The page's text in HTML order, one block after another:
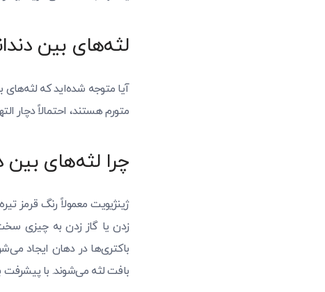
لثه‌های بین
آیا متوجه شده‌اید که لثه‌های
متورم هستند، احتمالاً دچار
چرا لثه‌های
ژینژیویت معمولاً رنگ قرمز
زدن یا گاز زدن به چیزی
باکتری‌ها در دهان ایجاد
بافت لثه می‌شوند. با پیشرفت